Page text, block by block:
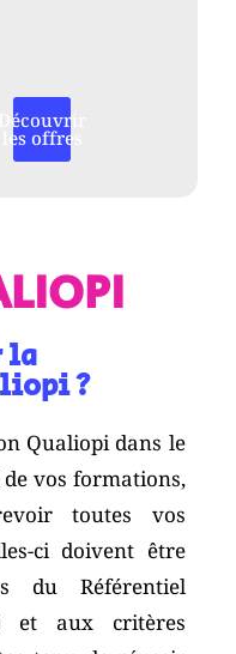
Découvrir
les offres
la
?
Qualiopi dans le
vos formations,
toutes vos
ci doivent être
du Référentiel
et aux critères